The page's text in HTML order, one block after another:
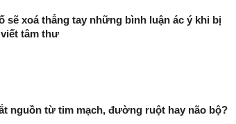
sẽ xoá thẳng tay những bình luận ác ý khi bị
tâm thư
nguồn từ tim mạch, đường ruột hay não bộ?